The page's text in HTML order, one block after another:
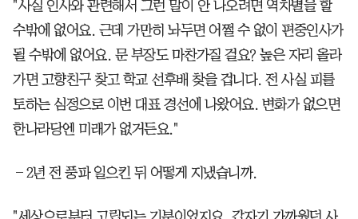
"사실 인사와 관련해서 그런 말이 안 나오려면 역차별을 할
수밖에 없어요. 근데 가만히 놔두면 어쩔 수 없이 편중인사가
될 수밖에 없어요. 문 부장도 마찬가질 걸요? 높은 자리 올라
가면 고향친구 찾고 학교 선후배 찾을 겁니다. 전 사실 피를
토하는 심정으로 이번 대표 경선에 나왔어요. 변화가 없으면
한나라당엔 미래가 없거든요."
―2년 전 풍파 일으킨 뒤 어떻게 지냈습니까.